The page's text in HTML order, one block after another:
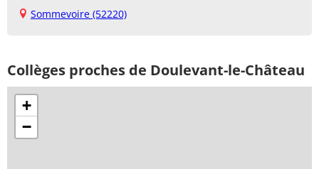
Sommevoire (52220)
Collèges proches de Doulevant-le-Château
+
−